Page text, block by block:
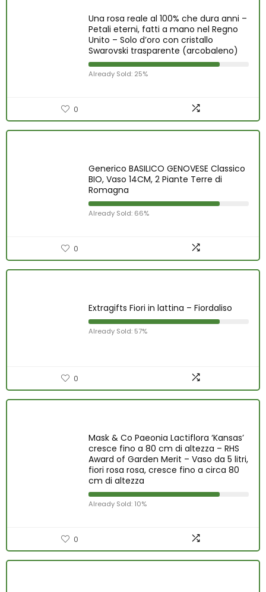
Una rosa reale al 100% che dura anni –
Petali eterni, fatti a mano nel Regno
Unito – Solo d’oro con cristallo
Swarovski trasparente (arcobaleno)
Already Sold: 25%
0
Generico BASILICO GENOVESE Classico
BIO, Vaso 14CM, 2 Piante Terre di
Romagna
Already Sold: 66%
0
Extragifts Fiori in lattina – Fiordaliso
Already Sold: 57%
0
Mask & Co Paeonia Lactiflora ‘Kansas’
cresce fino a 80 cm di altezza – RHS
Award of Garden Merit – Vaso da 5 litri,
fiori rosa rosa, cresce fino a circa 80
cm di altezza
Already Sold: 10%
0